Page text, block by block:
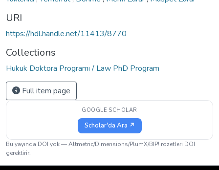
URI
https://hdl.handle.net/11413/8770
Collections
Hukuk Doktora Programı / Law PhD Program
Full item page
GOOGLE SCHOLAR
Scholar'da Ara ↗
Bu yayında DOI yok — Altmetric/Dimensions/PlumX/BIP! rozetleri DOI
gerektirir.